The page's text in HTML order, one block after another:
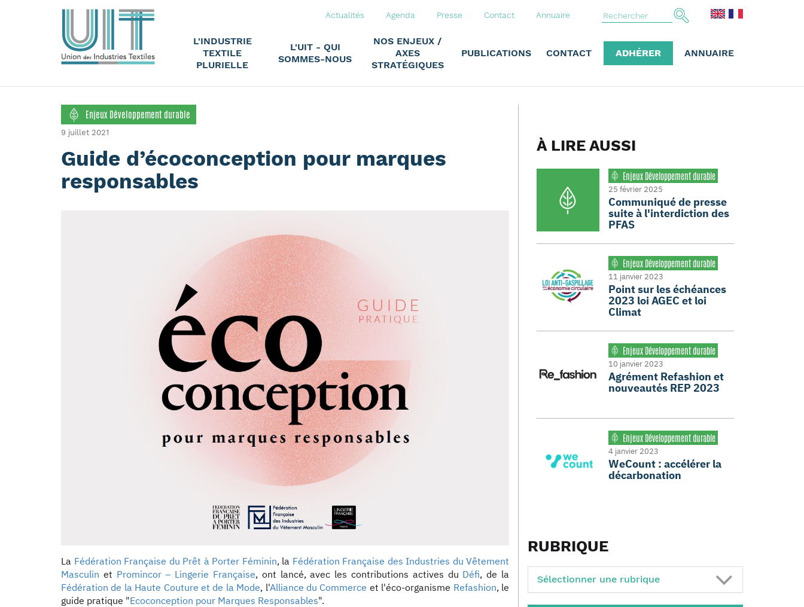
Actualités Agenda Presse Contact Annuaire
L'INDUSTRIE
TEXTILE
PLURIELLE
L'UIT - QUI
SOMMES-NOUS
NOS ENJEUX /
AXES
STRATÉGIQUES
PUBLICATIONS CONTACT ADHÉRER ANNUAIRE
Enjeux Développement durable
9 juillet 2021
Guide d’écoconception pour marques
responsables
La Fédération Française du Prêt à Porter Féminin, la Fédération Française des Industries du Vêtement
Masculin et Promincor – Lingerie Française, ont lancé, avec les contributions actives du Défi, de la
Fédération de la Haute Couture et de la Mode, l'Alliance du Commerce et l'éco-organisme Refashion, le
guide pratique "Ecoconception pour Marques Responsables".
À LIRE AUSSI
Enjeux Développement durable
25 février 2025
Communiqué de presse
suite à l'interdiction des
PFAS
Enjeux Développement durable
11 janvier 2023
Point sur les échéances
2023 loi AGEC et loi
Climat
Enjeux Développement durable
10 janvier 2023
Agrément Refashion et
nouveautés REP 2023
Enjeux Développement durable
4 janvier 2023
WeCount : accélérer la
décarbonation
RUBRIQUE
Sélectionner une rubrique